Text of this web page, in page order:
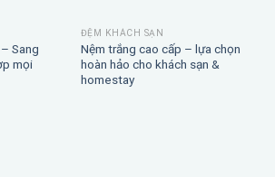
Sang
mọi
ĐỆM KHÁCH SẠN
Nệm trắng cao cấp – lựa chọn
hoàn hảo cho khách sạn &
homestay